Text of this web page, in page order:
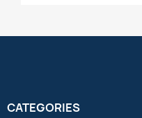
CATEGORIES